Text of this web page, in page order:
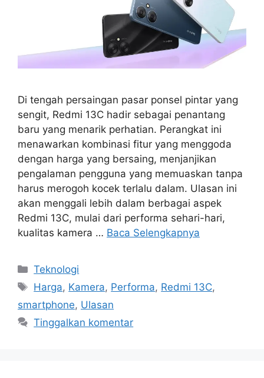
Di tengah persaingan pasar ponsel pintar yang
sengit, Redmi 13C hadir sebagai penantang
baru yang menarik perhatian. Perangkat ini
menawarkan kombinasi fitur yang menggoda
dengan harga yang bersaing, menjanjikan
pengalaman pengguna yang memuaskan tanpa
harus merogoh kocek terlalu dalam. Ulasan ini
akan menggali lebih dalam berbagai aspek
Redmi 13C, mulai dari performa sehari-hari,
kualitas kamera … Baca Selengkapnya
Kategori
Teknologi
Tag
Harga, Kamera, Performa, Redmi 13C,
smartphone, Ulasan
Tinggalkan komentar